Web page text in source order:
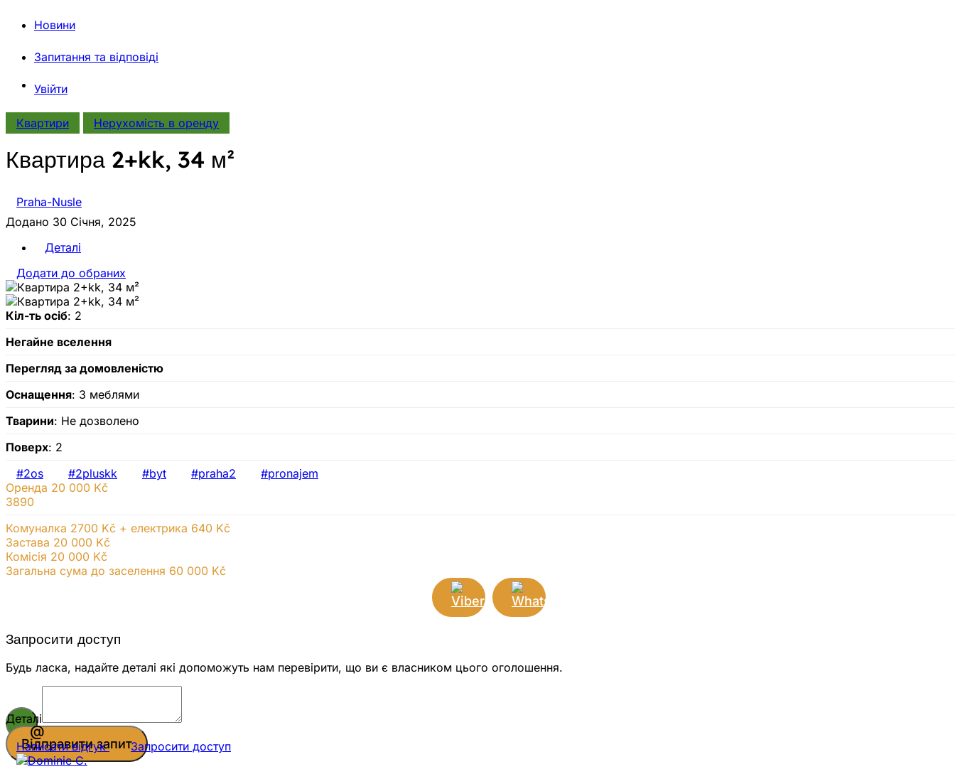
Новини
Запитання та відповіді
Увійти
Квартири Нерухомiсть в оренду
Квартира 2+kk, 34 м²
Praha-Nusle
Додано 30 Січня, 2025
Деталі
Додати до обраних
Кіл-ть осіб: 2
Негайне вселення
Перегляд за домовленістю
Оснащення: З меблями
Тварини: Не дозволено
Поверх: 2
#2os
#2pluskk #byt #praha2 #pronajem
Комуналка 2700 Kč + електрика 640 Kč
Застава 20 000 Kč
Комісія 20 000 Kč
Оренда 20 000 Kč
Загальна сума до заселення 60 000 Kč
3890
Запросити доступ
Будь ласка, надайте деталі які допоможуть нам перевірити, що ви є власником цього оголошення.
Деталі
Відправити запит
Написати відгук Запросити доступ